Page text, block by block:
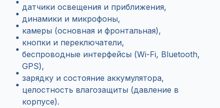
датчики освещения и приближения,
динамики и микрофоны,
камеры (основная и фронтальная),
кнопки и переключатели,
беспроводные интерфейсы (Wi-Fi, Bluetooth,
GPS),
зарядку и состояние аккумулятора,
целостность влагозащиты (давление в
корпусе).